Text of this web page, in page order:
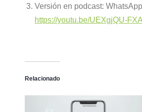
Versión en podcast:
https://youtu.be/UEXgjQU-
Relacionado